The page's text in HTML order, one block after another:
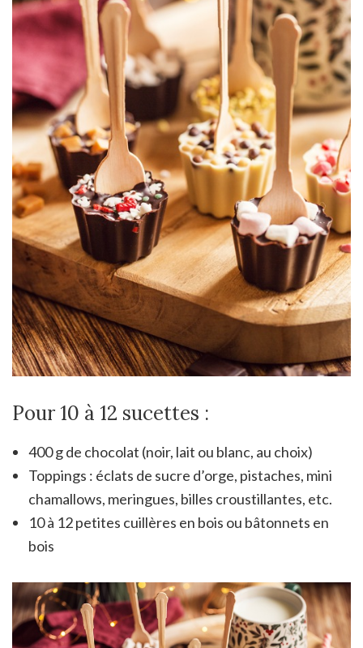
Pour 10 à 12 sucettes :
400 g de chocolat (noir, lait ou blanc, au choix)
Toppings : éclats de sucre d’orge, pistaches, mini
chamallows, meringues, billes croustillantes, etc.
10 à 12 petites cuillères en bois ou bâtonnets en
bois